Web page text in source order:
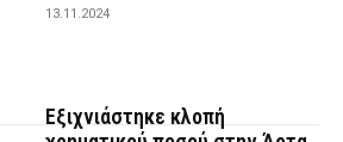
13.11.2024
Εξιχνιάστηκε κλοπή